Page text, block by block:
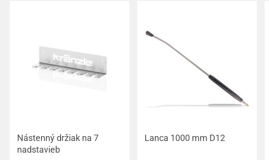
Nástenný držiak na 7
nadstavieb
Lanca 1000 mm D12